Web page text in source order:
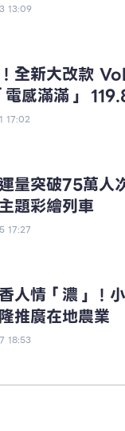
13:09
全新大改款
感滿滿」
17:02
量突破75萬人
題彩繪列車
17:27
人情「濃」！
推廣在地農業
18:53